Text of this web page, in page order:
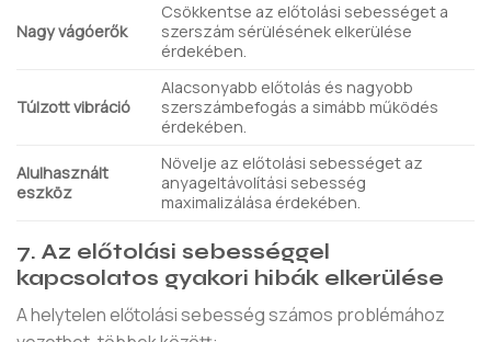
Nagy vágóerők
Csökkentse az előtolási sebességet a
szerszám sérülésének elkerülése
érdekében.
Túlzott vibráció
Alacsonyabb előtolás és nagyobb
szerszámbefogás a simább működés
érdekében.
Alulhasznált
eszköz
Növelje az előtolási sebességet az
anyageltávolítási sebesség
maximalizálása érdekében.
7. Az előtolási sebességgel
kapcsolatos gyakori hibák elkerülése
A helytelen előtolási sebesség számos problémához